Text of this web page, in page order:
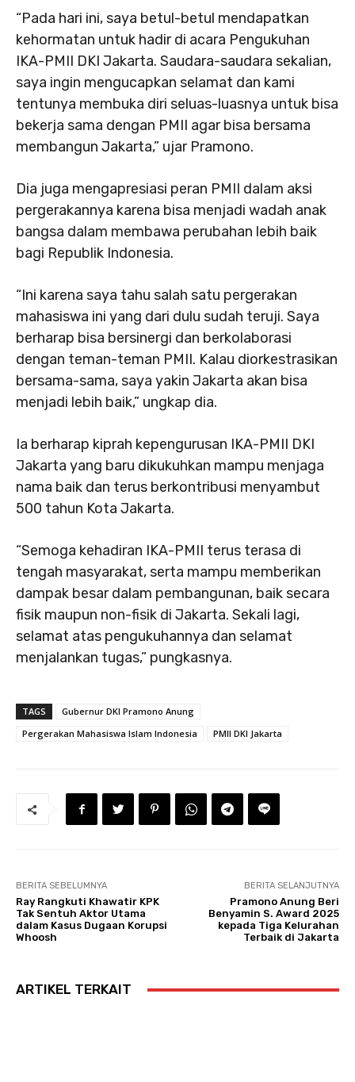
“Pada hari ini, saya betul-betul mendapatkan
kehormatan untuk hadir di acara Pengukuhan
IKA-PMII DKI Jakarta. Saudara-saudara sekalian,
saya ingin mengucapkan selamat dan kami
tentunya membuka diri seluas-luasnya untuk bisa
bekerja sama dengan PMII agar bisa bersama
membangun Jakarta,” ujar Pramono.
Dia juga mengapresiasi peran PMII dalam aksi
pergerakannya karena bisa menjadi wadah anak
bangsa dalam membawa perubahan lebih baik
bagi Republik Indonesia.
“Ini karena saya tahu salah satu pergerakan
mahasiswa ini yang dari dulu sudah teruji. Saya
berharap bisa bersinergi dan berkolaborasi
dengan teman-teman PMII. Kalau diorkestrasikan
bersama-sama, saya yakin Jakarta akan bisa
menjadi lebih baik,” ungkap dia.
Ia berharap kiprah kepengurusan IKA-PMII DKI
Jakarta yang baru dikukuhkan mampu menjaga
nama baik dan terus berkontribusi menyambut
500 tahun Kota Jakarta.
“Semoga kehadiran IKA-PMII terus terasa di
tengah masyarakat, serta mampu memberikan
dampak besar dalam pembangunan, baik secara
fisik maupun non-fisik di Jakarta. Sekali lagi,
selamat atas pengukuhannya dan selamat
menjalankan tugas,” pungkasnya.
TAGS
Gubernur DKI Pramono Anung
Pergerakan Mahasiswa Islam Indonesia
PMII DKI Jakarta
BERITA SEBELUMNYA
Ray Rangkuti Khawatir KPK
Tak Sentuh Aktor Utama
dalam Kasus Dugaan Korupsi
Whoosh
BERITA SELANJUTNYA
Pramono Anung Beri
Benyamin S. Award 2025
kepada Tiga Kelurahan
Terbaik di Jakarta
ARTIKEL TERKAIT